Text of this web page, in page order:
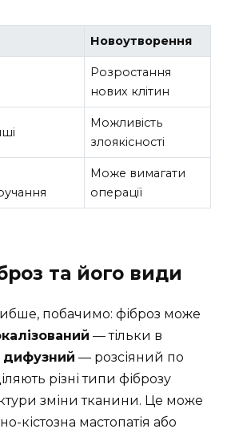
Новоутворення
Розростання
нових клітин
Можливість
злоякісності
Може вимагати
операції
та його види
побачимо: фіброз може
— тільки в
дифузний — розсіяний по
різні типи фіброзу
зміни тканини. Це може
кістозна мастопатія або